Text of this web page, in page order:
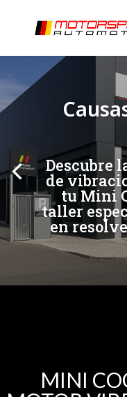
Descubre
de
tu Mini
taller
en
[/et_pb_slide][/et_pb_slide]
MINI